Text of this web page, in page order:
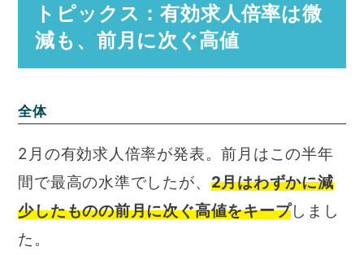
トピックス：有効求人倍率は微
減も、前月に次ぐ高値
全体
2月の有効求人倍率が発表。前月はこの半年
間で最高の水準でしたが、 2月はわずかに減
少したものの前月に次ぐ高値をキープしまし
た。